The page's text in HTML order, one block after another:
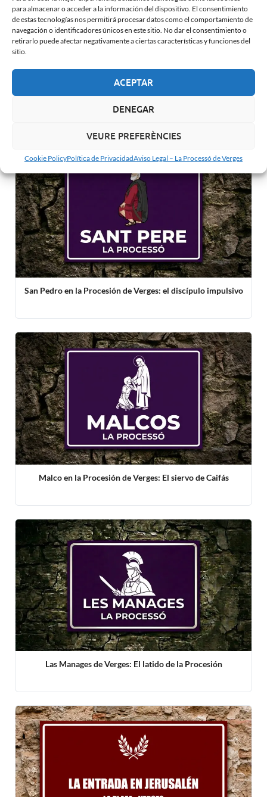
para almacenar o acceder a la información del dispositivo. El consentimiento
de estas tecnologías nos permitirá procesar datos como el comportamiento de
navegación o identificadores únicos en este sitio. No dar el consentimiento o
retirarlo puede afectar negativamente a ciertas características y funciones del
sitio.
ACEPTAR
DENEGAR
VEURE PREFERÈNCIES
Cookie PolicyPolítica de PrivacidadAviso Legal – La Processó de Verges
Jesús en la Procesión de Verges: El Sacrificio tras la
Tradición
San Pedro en la Procesión de Verges: el discípulo impulsivo
Malco en la Procesión de Verges: El siervo de Caifás
Las Manages de Verges: El latido de la Procesión